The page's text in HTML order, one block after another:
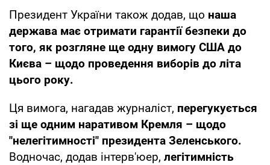
Президент України також додав, що наша
держава має отримати гарантії безпеки до
того, як розгляне ще одну вимогу США до
Києва – щодо проведення виборів до літа
цього року.
Ця вимога, нагадав журналіст, перегукується
зі ще одним наративом Кремля – щодо
"нелегітимності" президента Зеленського.
Водночас, додав інтерв'юер, легітимність